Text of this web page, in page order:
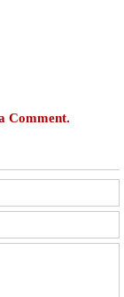
Comment.